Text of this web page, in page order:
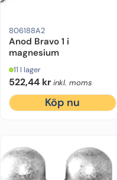
806188A2
Anod Bravo 1 i
magnesium
11 I lager
522,44 kr inkl. moms
Köp nu